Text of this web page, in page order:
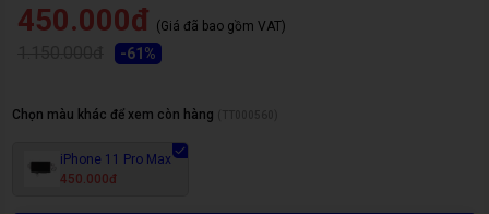
450.000đ (Giá đã bao gồm VAT)
-61 %
Chọn màu khác để xem còn hàng
iPhone 11 Pro Max
450.000đ